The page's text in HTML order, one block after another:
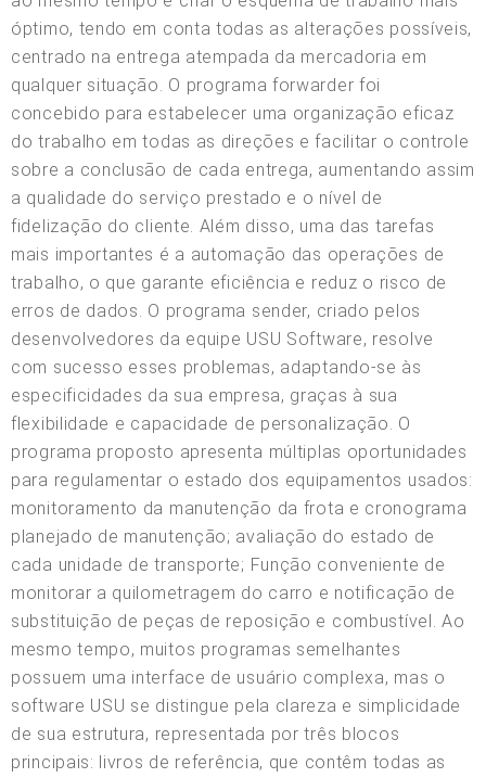
óptimo, tendo em conta todas as alterações possíveis,
centrado na entrega atempada da mercadoria em
qualquer situação. O programa forwarder foi
concebido para estabelecer uma organização eficaz
do trabalho em todas as direções e facilitar o controle
sobre a conclusão de cada entrega, aumentando assim
a qualidade do serviço prestado e o nível de
fidelização do cliente. Além disso, uma das tarefas
mais importantes é a automação das operações de
trabalho, o que garante eficiência e reduz o risco de
erros de dados. O programa sender, criado pelos
desenvolvedores da equipe USU Software, resolve
com sucesso esses problemas, adaptando-se às
especificidades da sua empresa, graças à sua
flexibilidade e capacidade de personalização. O
programa proposto apresenta múltiplas oportunidades
para regulamentar o estado dos equipamentos usados:
monitoramento da manutenção da frota e cronograma
planejado de manutenção; avaliação do estado de
cada unidade de transporte; Função conveniente de
monitorar a quilometragem do carro e notificação de
substituição de peças de reposição e combustível. Ao
mesmo tempo, muitos programas semelhantes
possuem uma interface de usuário complexa, mas o
software USU se distingue pela clareza e simplicidade
de sua estrutura, representada por três blocos
principais: livros de referência, que contêm todas as